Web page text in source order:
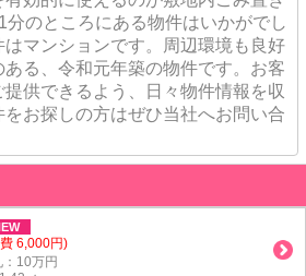
のところにある物件はいかがでし
はマンションです。周辺環境も良好
る、令和元年築の物件です。お客
供できるよう、日々物件情報を収
お探しの方はぜひ当社へお問い合
6,000円)
10万円